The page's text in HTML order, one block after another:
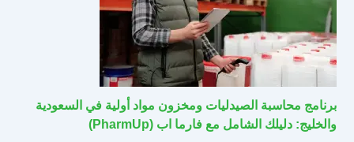
برنامج محاسبة الصيدليات ومخزون مواد أولية في السعودية
والخليج: دليلك الشامل مع فارما اب (PharmUp)